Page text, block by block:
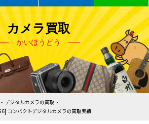
カメラ買取
かいほうどう
デジタルカメラの買取
コンパクトデジタルカメラの買取実績